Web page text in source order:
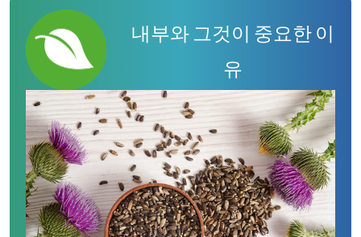
내부와 그것이 중요한 이
유